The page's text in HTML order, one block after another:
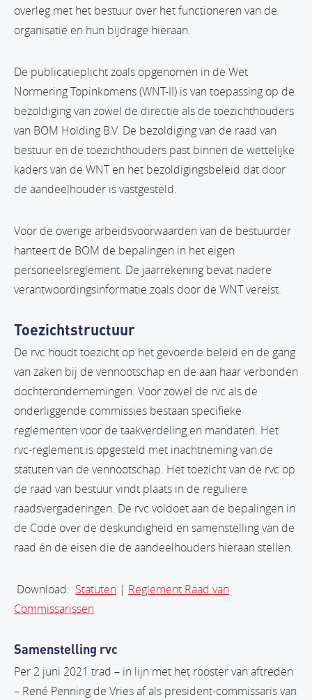
overleg met het bestuur over het functioneren van de
organisatie en hun bijdrage hieraan.
De publicatieplicht zoals opgenomen in de Wet
Normering Topinkomens (WNT-II) is van toepassing op de
bezoldiging van zowel de directie als de toezichthouders
van BOM Holding B.V. De bezoldiging van de raad van
bestuur en de toezichthouders past binnen de wettelijke
kaders van de WNT en het bezoldigingsbeleid dat door
de aandeelhouder is vastgesteld.
Voor de overige arbeidsvoorwaarden van de bestuurder
hanteert de BOM de bepalingen in het eigen
personeelsreglement. De jaarrekening bevat nadere
verantwoordingsinformatie zoals door de WNT vereist.
Toezichtstructuur
De rvc houdt toezicht op het gevoerde beleid en de gang
van zaken bij de vennootschap en de aan haar verbonden
dochterondernemingen. Voor zowel de rvc als de
onderliggende commissies bestaan specifieke
reglementen voor de taakverdeling en mandaten. Het
rvc-reglement is opgesteld met inachtneming van de
statuten van de vennootschap. Het toezicht van de rvc op
de raad van bestuur vindt plaats in de reguliere
raadsvergaderingen. De rvc voldoet aan de bepalingen in
de Code over de deskundigheid en samenstelling van de
raad én de eisen die de aandeelhouders hieraan stellen.
Download: Statuten | Reglement Raad van
Commissarissen
Samenstelling rvc
Per 2 juni 2021 trad – in lijn met het rooster van aftreden
– René Penning de Vries af als president-commissaris van